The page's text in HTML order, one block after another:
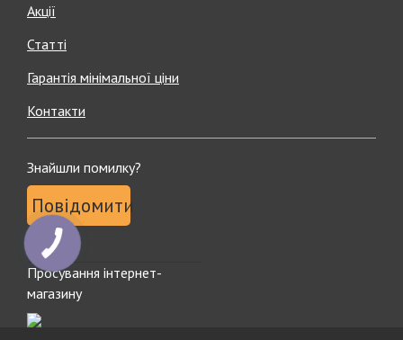
Акції
Статті
Гарантія мінімальної ціни
Контакти
Знайшли помилку?
Повідомити
Просування інтернет-
магазину